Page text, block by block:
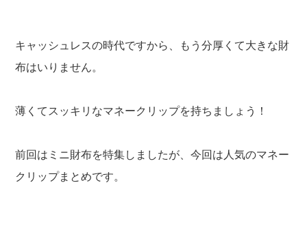
キャッシュレスの時代ですから、もう分厚くて大きな財
布はいりません。
薄くてスッキリなマネークリップを持ちましょう！
前回はミニ財布を特集しましたが、今回は人気のマネー
クリップまとめです。